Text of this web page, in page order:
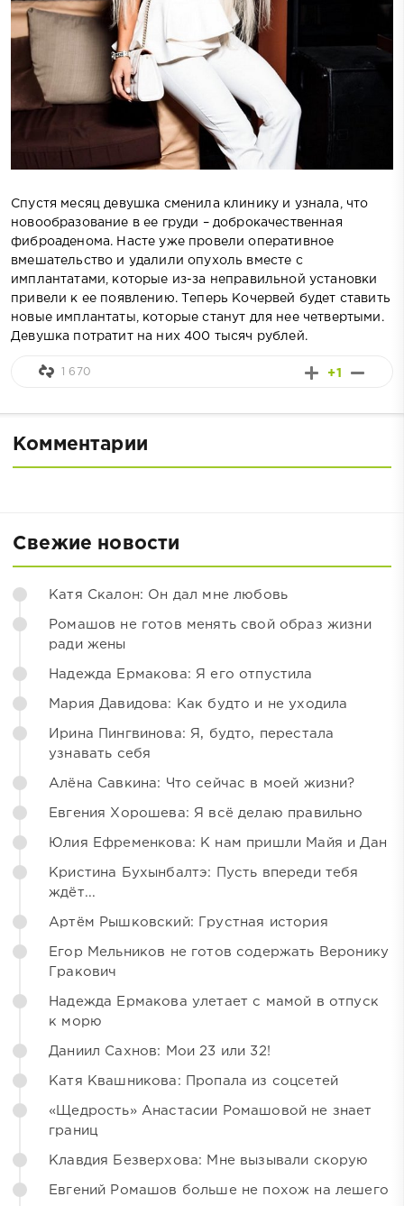
Спустя месяц девушка сменила клинику и узнала, что
новообразование в ее груди – доброкачественная
фиброаденома. Насте уже провели оперативное
вмешательство и удалили опухоль вместе с
имплантатами, которые из-за неправильной установки
привели к ее появлению. Теперь Кочервей будет ставить
новые имплантаты, которые станут для нее четвертыми.
Девушка потратит на них 400 тысяч рублей.
+1
1 670
Комментарии
Свежие новости
Катя Скалон: Он дал мне любовь
Ромашов не готов менять свой образ жизни
ради жены
Надежда Ермакова: Я его отпустила
Мария Давидова: Как будто и не уходила
Ирина Пингвинова: Я, будто, перестала
узнавать себя
Алёна Савкина: Что сейчас в моей жизни?
Евгения Хорошева: Я всё делаю правильно
Юлия Ефременкова: К нам пришли Майя и Дан
Кристина Бухынбалтэ: Пусть впереди тебя
ждёт...
Артём Рышковский: Грустная история
Егор Мельников не готов содержать Веронику
Гракович
Надежда Ермакова улетает с мамой в отпуск
к морю
Даниил Сахнов: Мои 23 или 32!
Катя Квашникова: Пропала из соцсетей
«Щедрость» Анастасии Ромашовой не знает
границ
Клавдия Безверхова: Мне вызывали скорую
Евгений Ромашов больше не похож на лешего